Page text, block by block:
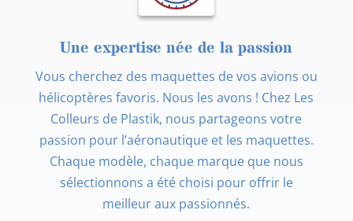
Une expertise née de la passion
Vous cherchez des maquettes de vos avions ou
hélicoptères favoris. Nous les avons ! Chez Les
Colleurs de Plastik, nous partageons votre
passion pour l’aéronautique et les maquettes.
Chaque modèle, chaque marque que nous
sélectionnons a été choisi pour offrir le
meilleur aux passionnés.